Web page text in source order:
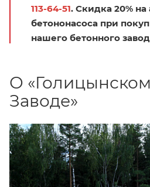
113-64-51. Скидка 20% на
бетононасоса при
нашего бетонного
О
Заводе»